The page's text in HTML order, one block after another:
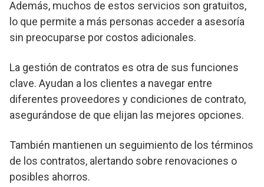
Además, muchos de estos servicios son gratuitos,
lo que permite a más personas acceder a asesoría
sin preocuparse por costos adicionales.
La gestión de contratos es otra de sus funciones
clave. Ayudan a los clientes a navegar entre
diferentes proveedores y condiciones de contrato,
asegurándose de que elijan las mejores opciones.
También mantienen un seguimiento de los términos
de los contratos, alertando sobre renovaciones o
posibles ahorros.